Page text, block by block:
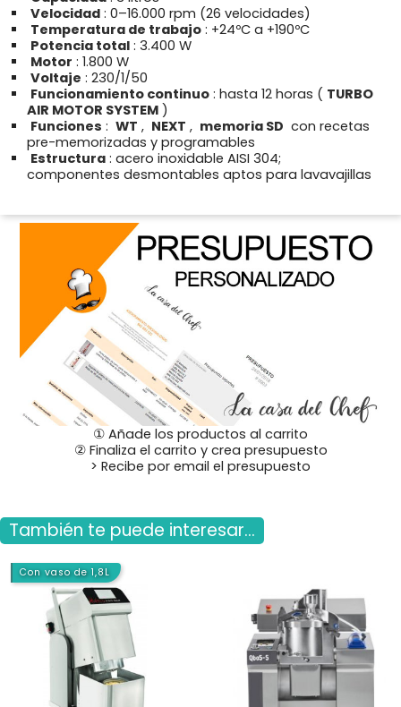
Velocidad : 0–16.000 rpm (26 velocidades)
Temperatura de trabajo : +24ºC a +190ºC
Potencia total : 3.400 W
Motor : 1.800 W
Voltaje : 230/1/50
Funcionamiento continuo : hasta 12 horas ( TURBO
AIR MOTOR SYSTEM )
Funciones : WT , NEXT , memoria SD con recetas
pre-memorizadas y programables
Estructura : acero inoxidable AISI 304;
componentes desmontables aptos para lavavajillas
① Añade los productos al carrito
② Finaliza el carrito y crea presupuesto
> Recibe por email el presupuesto
También te puede interesar...
Con vaso de 1,8L